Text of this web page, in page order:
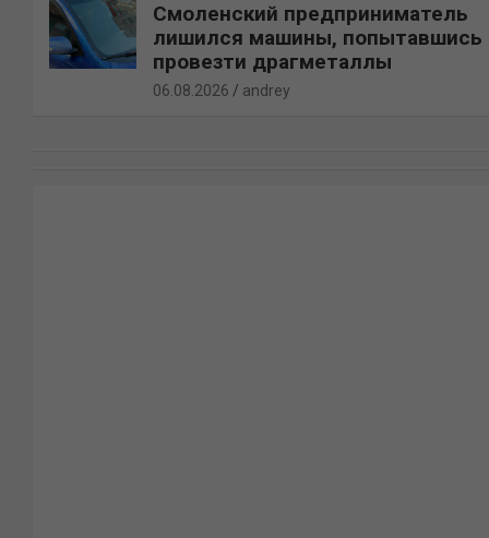
Смоленский предприниматель
лишился машины, попытавшись
провезти драгметаллы
06.08.2026 andrey